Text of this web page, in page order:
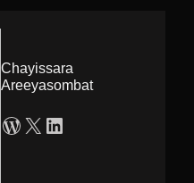
Chayissara
Areeyasombat
WordPress X LinkedIn